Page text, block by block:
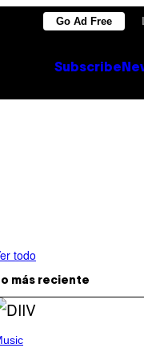
Go Ad Free
Subscribe
todo
más reciente